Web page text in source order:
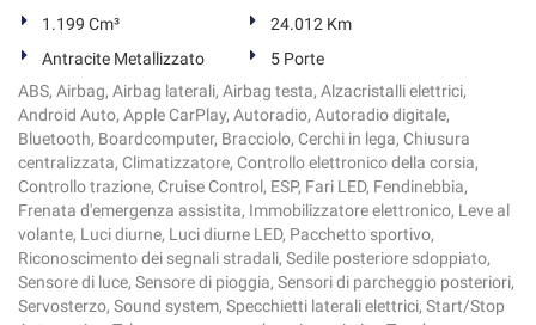
1.199 Cm³
24.012 Km
Antracite Metallizzato
5 Porte
ABS, Airbag, Airbag laterali, Airbag testa, Alzacristalli elettrici,
Android Auto, Apple CarPlay, Autoradio, Autoradio digitale,
Bluetooth, Boardcomputer, Bracciolo, Cerchi in lega, Chiusura
centralizzata, Climatizzatore, Controllo elettronico della corsia,
Controllo trazione, Cruise Control, ESP, Fari LED, Fendinebbia,
Frenata d'emergenza assistita, Immobilizzatore elettronico, Leve al
volante, Luci diurne, Luci diurne LED, Pacchetto sportivo,
Riconoscimento dei segnali stradali, Sedile posteriore sdoppiato,
Sensore di luce, Sensore di pioggia, Sensori di parcheggio posteriori,
Servosterzo, Sound system, Specchietti laterali elettrici, Start/Stop